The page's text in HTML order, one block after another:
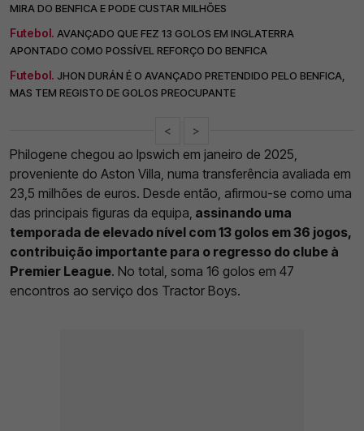
MIRA DO BENFICA E PODE CUSTAR MILHÕES
Futebol. AVANÇADO QUE FEZ 13 GOLOS EM INGLATERRA
APONTADO COMO POSSÍVEL REFORÇO DO BENFICA
Futebol. JHON DURÁN É O AVANÇADO PRETENDIDO PELO BENFICA,
MAS TEM REGISTO DE GOLOS PREOCUPANTE
< >
Philogene chegou ao Ipswich em janeiro de 2025,
proveniente do Aston Villa, numa transferência avaliada em
23,5 milhões de euros. Desde então, afirmou-se como uma
das principais figuras da equipa, assinando uma
temporada de elevado nível com 13 golos em 36 jogos,
contribuição importante para o regresso do clube à
Premier League. No total, soma 16 golos em 47
encontros ao serviço dos Tractor Boys.